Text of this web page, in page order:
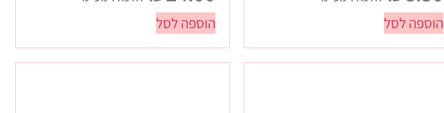
הוספה לסל הוספה לסל